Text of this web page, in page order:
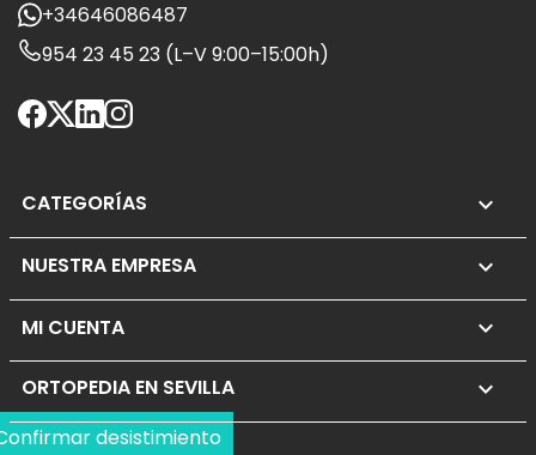
+34646086487
954 23 45 23 (L–V 9:00–15:00h)
CATEGORÍAS 
NUESTRA EMPRESA 
MI CUENTA 
ORTOPEDIA EN SEVILLA keyboard_arrow_down
desistimiento